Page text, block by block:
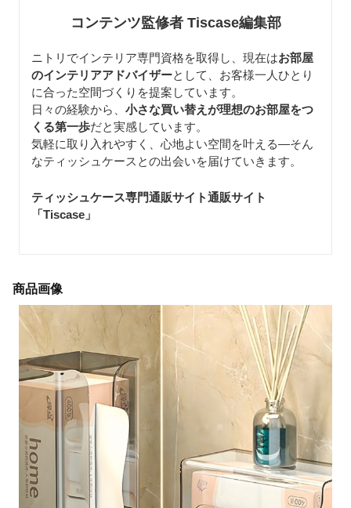
コンテンツ監修者 Tiscase編集部
ニトリでインテリア専門資格を取得し、現在はお部屋
のインテリアアドバイザーとして、お客様一人ひとり
に合った空間づくりを提案しています。
日々の経験から、 小さな買い替えが理想のお部屋をつ
くる第一歩だと実感しています。
気軽に取り入れやすく、心地よい空間を叶える—そん
なティッシュケースとの出会いを届けていきます。
ティッシュケース専門通販サイト通販サイト
「Tiscase 」
商品画像